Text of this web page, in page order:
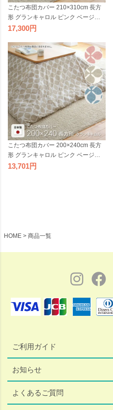
こたつ布団カバー 210×310cm 長方
形 グランキャロル ピンク ベージュ
アクア 水色 角形 コットン 綿100％
団カバー 北欧 国産 おしゃれ 日本製
※布団別売
17,300
こたつ布団カバー 200×240cm 長方
形 グランキャロル ピンク ベージュ
アクア 水色 角形 コットン 綿100％
13,701
HOME 商品一覧
ご利用ガイド
お知らせ
よくあるご質問